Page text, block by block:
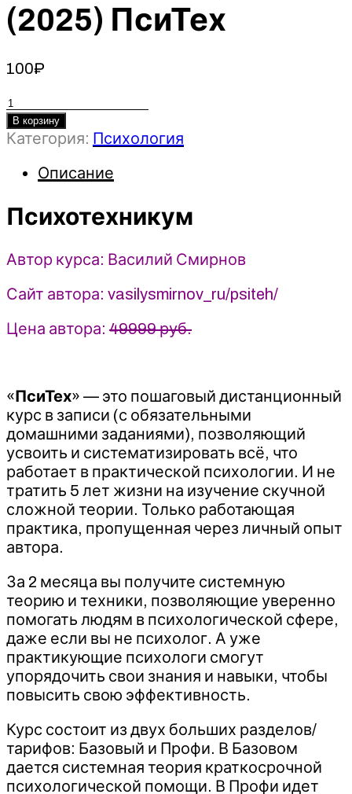
(2025) ПсиТех
100₽
Количество
товара
Психотехникум
Василий
(2025)
ПсиТех
В корзину
Категория: Психология
Описание
Психотехникум
Автор курса: Василий Смирнов
Сайт автора: vasilysmirnov_ru/psiteh/
Цена автора: 49999 руб.
«ПсиТех» — это пошаговый дистанционный
курс в записи (с обязательными
домашними заданиями), позволяющий
усвоить и систематизировать всё, что
работает в практической психологии. И не
тратить 5 лет жизни на изучение скучной
сложной теории. Только работающая
практика, пропущенная через личный опыт
автора.
За 2 месяца вы получите системную
теорию и техники, позволяющие уверенно
помогать людям в психологической сфере,
даже если вы не психолог. А уже
практикующие психологи смогут
упорядочить свои знания и навыки, чтобы
повысить свою эффективность.
Курс состоит из двух больших разделов/
тарифов: Базовый и Профи. В Базовом
дается системная теория краткосрочной
психологической помощи. В Профи идет